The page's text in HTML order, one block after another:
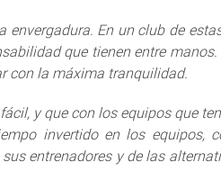
envergadura. En un club de
que tienen entre
con la máxima tranquilidad.
y que con los equipos que
invertido en los equipos,
entrenadores y de las